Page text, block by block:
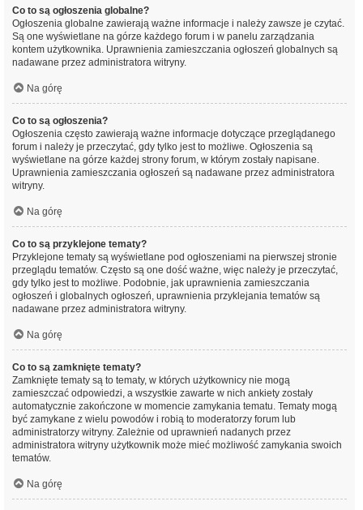
Co to są ogłoszenia globalne?
Ogłoszenia globalne zawierają ważne informacje i należy zawsze je czytać.
Są one wyświetlane na górze każdego forum i w panelu zarządzania
kontem użytkownika. Uprawnienia zamieszczania ogłoszeń globalnych są
nadawane przez administratora witryny.
Na górę
Co to są ogłoszenia?
Ogłoszenia często zawierają ważne informacje dotyczące przeglądanego
forum i należy je przeczytać, gdy tylko jest to możliwe. Ogłoszenia są
wyświetlane na górze każdej strony forum, w którym zostały napisane.
Uprawnienia zamieszczania ogłoszeń są nadawane przez administratora
witryny.
Na górę
Co to są przyklejone tematy?
Przyklejone tematy są wyświetlane pod ogłoszeniami na pierwszej stronie
przeglądu tematów. Często są one dość ważne, więc należy je przeczytać,
gdy tylko jest to możliwe. Podobnie, jak uprawnienia zamieszczania
ogłoszeń i globalnych ogłoszeń, uprawnienia przyklejania tematów są
nadawane przez administratora witryny.
Na górę
Co to są zamknięte tematy?
Zamknięte tematy są to tematy, w których użytkownicy nie mogą
zamieszczać odpowiedzi, a wszystkie zawarte w nich ankiety zostały
automatycznie zakończone w momencie zamykania tematu. Tematy mogą
być zamykane z wielu powodów i robią to moderatorzy forum lub
administratorzy witryny. Zależnie od uprawnień nadanych przez
administratora witryny użytkownik może mieć możliwość zamykania swoich
tematów.
Na górę